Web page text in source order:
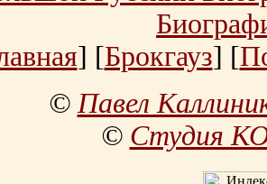
] [Брокгауз] [
©Павел
© Студия